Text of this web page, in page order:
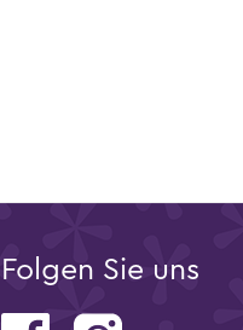
Folgen Sie uns